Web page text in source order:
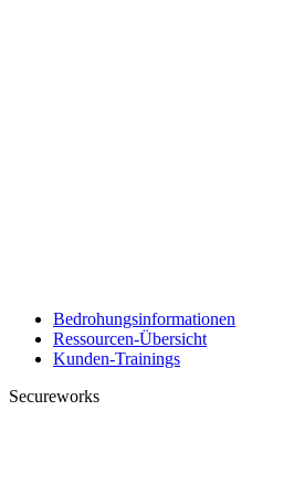
Bedrohungsinformationen
Ressourcen-Übersicht
Kunden-Trainings
Secureworks